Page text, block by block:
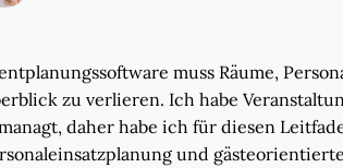
muss Räume,
zu verlieren. Ich habe
daher habe ich für diesen
und